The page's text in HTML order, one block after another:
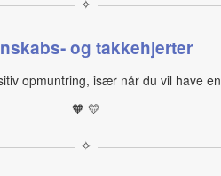
✧
og takkehjerter
opmuntring, især når du vil have
🧡 💛
✧